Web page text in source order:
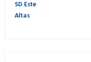
SD Este
Altas